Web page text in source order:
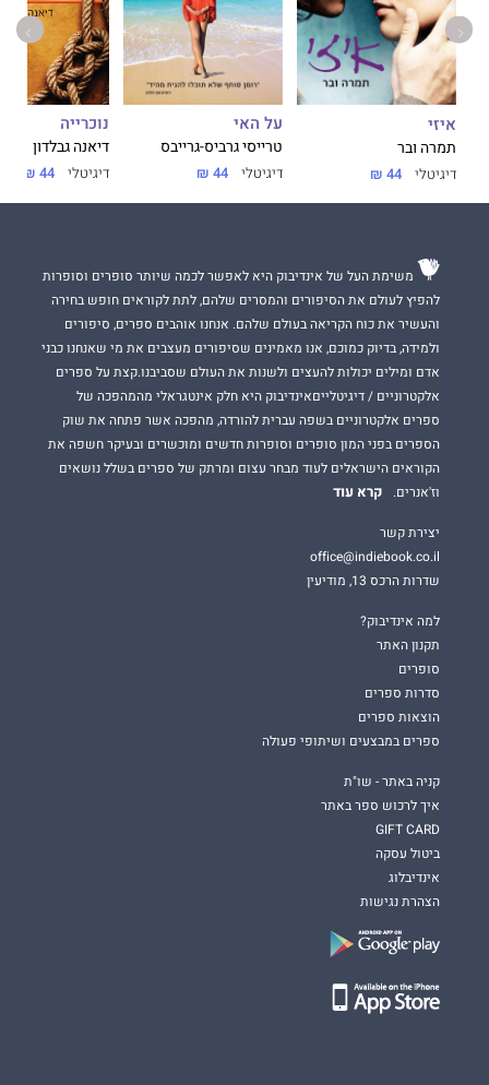
איזי
תמרה ובר
דיגיטלי 44 ₪
על האי
טרייסי גרביס-גרייבס
דיגיטלי 44 ₪
נוכרייה
דיאנה גבלדון
דיגיטלי 44 ₪
משימת העל של אינדיבוק היא לאפשר לכמה שיותר סופרים וסופרות
להפיץ לעולם את הסיפורים והמסרים שלהם, לתת לקוראים חופש בחירה
והעשיר את כוח הקריאה בעולם שלהם. אנחנו אוהבים ספרים, סיפורים
ולמידה, בדיוק כמוכם, אנו מאמינים שסיפורים מעצבים את מי שאנחנו כבני
אדם ומילים יכולות להעצים ולשנות את העולם שסביבנו.קצת על ספרים
אלקטרוניים / דיגיטלייםאינדיבוק היא חלק אינטגראלי מהמהפכה של
ספרים אלקטרוניים בשפה עברית להורדה, מהפכה אשר פתחה את שוק
הספרים בפני המון סופרים וסופרות חדשים ומוכשרים ובעיקר חשפה את
הקוראים הישראלים לעוד מבחר עצום ומרתק של ספרים בשלל נושאים
וז'אנרים.
קרא עוד
יצירת קשר
office@indiebook.co.il
שדרות הרכס 13, מודיעין
למה אינדיבוק?
תקנון האתר
סופרים
סדרות ספרים
הוצאות ספרים
ספרים במבצעים ושיתופי פעולה
קניה באתר - שו"ת
איך לרכוש ספר באתר
GIFT CARD
ביטול עסקה
אינדיבלוג
הצהרת נגישות